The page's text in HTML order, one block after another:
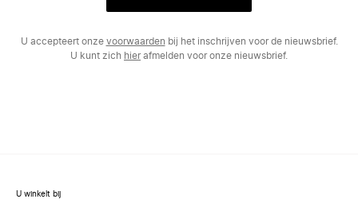
U accepteert onze voorwaarden bij het inschrijven voor de nieuwsbrief.
U kunt zich hierafmelden voor onze nieuwsbrief.
U winkelt bij